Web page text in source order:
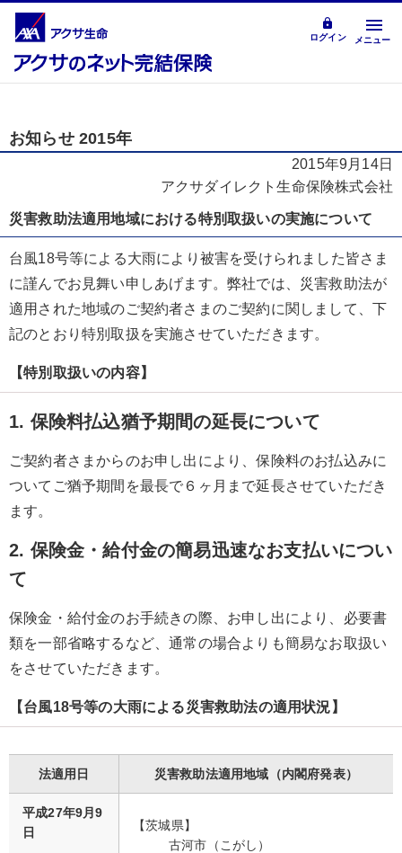
ログイン メニュー
お知らせ 2015年
2015年9月14日
アクサダイレクト生命保険株式会社
災害救助法適用地域における特別取扱いの実施について
台風18号等による大雨により被害を受けられました皆さま
に謹んでお見舞い申しあげます。弊社では、災害救助法が
適用された地域のご契約者さまのご契約に関しまして、下
記のとおり特別取扱を実施させていただきます。
【特別取扱いの内容】
1. 保険料払込猶予期間の延長について
ご契約者さまからのお申し出により、保険料のお払込みに
ついてご猶予期間を最長で６ヶ月まで延長させていただき
ます。
2. 保険金・給付金の簡易迅速なお支払いについ
て
保険金・給付金のお手続きの際、お申し出により、必要書
類を一部省略するなど、通常の場合よりも簡易なお取扱い
をさせていただきます。
【台風18号等の大雨による災害救助法の適用状況】
法適用日 災害救助法適用地域（内閣府発表）
平成27年9月9
日
【茨城県】
古河市（こがし）